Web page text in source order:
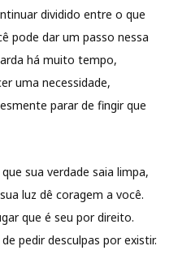
dividido entre o que
pode dar um passo nessa
há muito tempo,
uma necessidade,
parar de fingir que
sua verdade saia limpa,
luz dê coragem a você.
que é seu por direito.
pedir desculpas por existir.